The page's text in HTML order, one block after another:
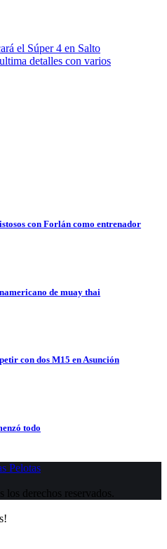
el Súper 4 en Salto
detalles con varios
con Forlán como entrenador
de muay thai
con dos M15 en Asunción
todo
derechos reservados.